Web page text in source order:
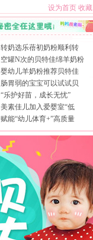
设为首页 收藏
转奶选乐蓓初奶粉顺利转
空罐N次的贝特佳绵羊奶粉
婴幼儿羊奶粉推荐贝特佳
肠胃弱的宝宝可以试试贝
“乐护好苗，成长无忧”
美素佳儿加入爱婴室“低
赋能“幼儿体育+”高质量